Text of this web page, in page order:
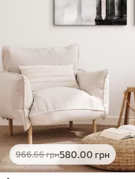
966.66грн580.00 грн